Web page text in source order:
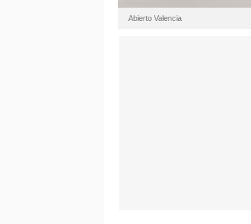
Abierto Valencia